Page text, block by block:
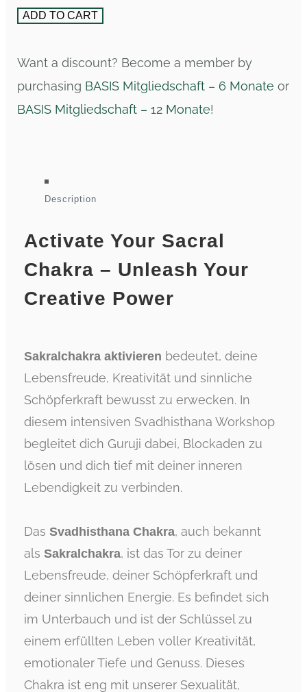
ADD TO CART
Want a discount? Become a member by
purchasing BASIS Mitgliedschaft – 6 Monate or
BASIS Mitgliedschaft – 12 Monate!
Description
Activate Your Sacral
Chakra – Unleash Your
Creative Power
Sakralchakra aktivieren bedeutet, deine
Lebensfreude, Kreativität und sinnliche
Schöpferkraft bewusst zu erwecken. In
diesem intensiven Svadhisthana Workshop
begleitet dich Guruji dabei, Blockaden zu
lösen und dich tief mit deiner inneren
Lebendigkeit zu verbinden.
DasSvadhisthana Chakra, auch bekannt
alsSakralchakra, ist das Tor zu deiner
Lebensfreude, deiner Schöpferkraft und
deiner sinnlichen Energie. Es befindet sich
im Unterbauch und ist der Schlüssel zu
einem erfüllten Leben voller Kreativität,
emotionaler Tiefe und Genuss. Dieses
Chakra ist eng mit unserer Sexualität,